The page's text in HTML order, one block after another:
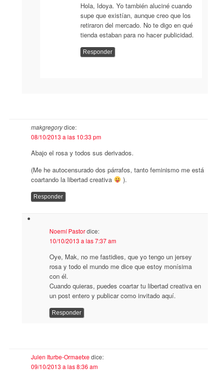
Hola, Idoya. Yo también aluciné cuando
supe que existían, aunque creo que los
retiraron del mercado. No te digo en qué
tienda estaban para no hacer publicidad.
Responder
makgregorydice:
08/10/2013 a las 10:33 pm
Abajo el rosa y todos sus derivados.
(Me he autocensurado dos párrafos, tanto feminismo me está
coartando la libertad creativa
).
Responder
Noemí Pastordice:
10/10/2013 a las 7:37 am
Oye, Mak, no me fastidies, que yo tengo un jersey
rosa y todo el mundo me dice que estoy monísima
con él.
Cuando quieras, puedes coartar tu libertad creativa en
un post entero y publicar como invitado aquí.
Responder
Julen Iturbe-Ormaetxedice:
09/10/2013 a las 8:36 am